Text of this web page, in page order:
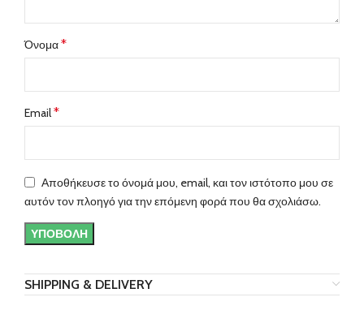
Όνομα*
Email*
Αποθήκευσε το όνομά μου, email, και τον ιστότοπο μου σε
αυτόν τον πλοηγό για την επόμενη φορά που θα σχολιάσω.
SHIPPING & DELIVERY